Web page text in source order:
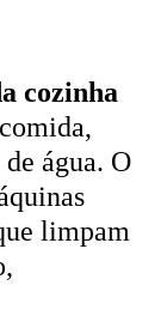
cozinha
água. O
limpam